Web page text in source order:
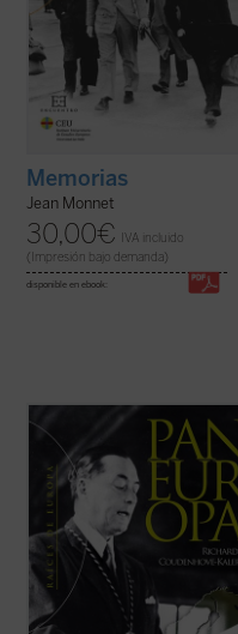
Memorias
Jean Monnet
30,00€
IVA incluido
(Impresión bajo demanda)
disponible en ebook:
Prólogo de Otto de Habsburgo
Tras un primer llamamiento a la unidad de
Europa en Octubre de 1922, Coudenhove-
Kalergi propuso en 1923 el primer proyecto
moderno de una Europa unida, expuesto en
su libro
Pan-Europa.
Esta obra ...(ver ficha)